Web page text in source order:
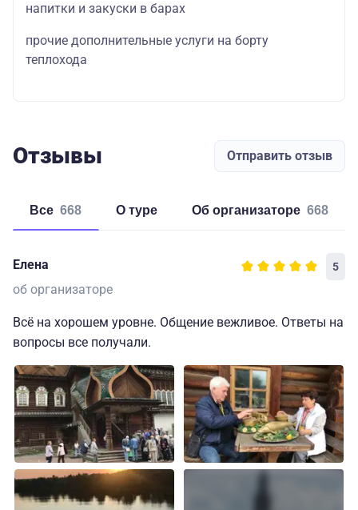
напитки и закуски в барах
прочие дополнительные услуги на борту
теплохода
Отзывы Отправить отзыв
Все 668 о туре об организаторе 668
Елена 5
об организаторе
Всё на хорошем уровне. Общение вежливое. Ответы на
вопросы все получали.